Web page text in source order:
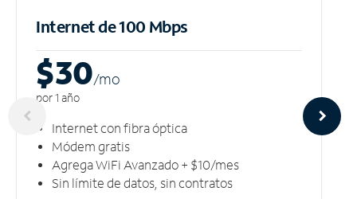
Internet de 100 Mbps
$30/mo
por 1 año
Internet con fibra óptica
Módem gratis
Agrega WiFi Avanzado + $10/mes
Sin límite de datos, sin contratos